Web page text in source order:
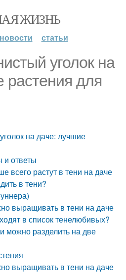
ЖИЗНЬ
новости статьи
уголок на
для
на даче: лучшие
ответы
всего растут в тени на даче
в тени?
выращивать в тени на даче
в список тенелюбивых?
можно разделить на две
выращивать в тени на даче